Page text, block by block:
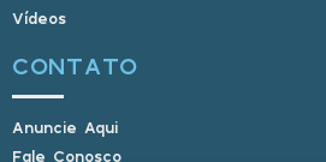
Vídeos
CONTATO
Anuncie Aqui
Fale Conosco